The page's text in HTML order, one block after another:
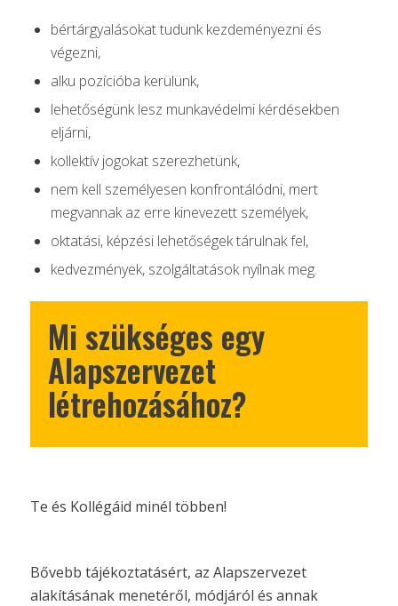
bértárgyalásokat tudunk kezdeményezni és
végezni,
alku pozícióba kerülünk,
lehetőségünk lesz munkavédelmi kérdésekben
eljárni,
kollektív jogokat szerezhetünk,
nem kell személyesen konfrontálódni, mert
megvannak az erre kinevezett személyek,
oktatási, képzési lehetőségek tárulnak fel,
kedvezmények, szolgáltatások nyílnak meg.
Mi szükséges egy
Alapszervezet
létrehozásához?
Te és Kollégáid minél többen!
Bővebb tájékoztatásért, az Alapszervezet
alakításának menetéről, módjáról és annak